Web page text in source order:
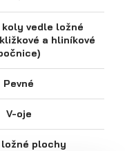
koly vedle ložné
a hliníkové
Pevné
V-oje
ložné plochy